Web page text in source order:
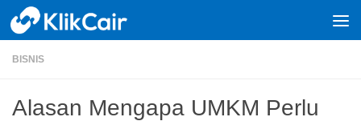
Skip to content
BISNIS
Alasan Mengapa UMKM Perlu